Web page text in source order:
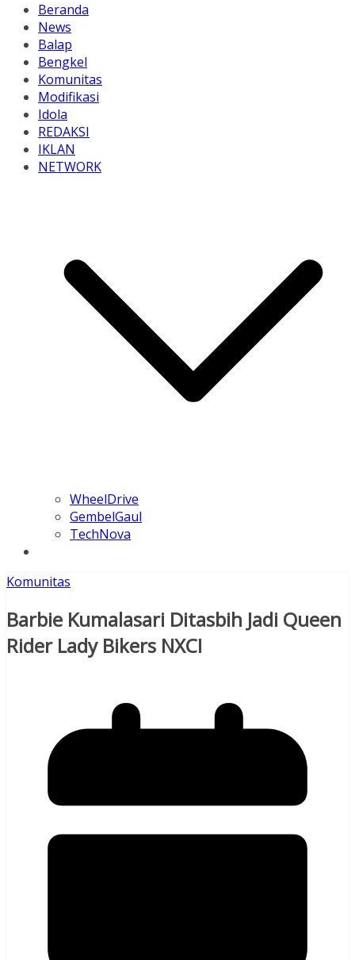
Beranda
News
Balap
Bengkel
Komunitas
Modifikasi
Idola
REDAKSI
IKLAN
NETWORK
WheelDrive
GembelGaul
TechNova
Komunitas
Barbie Kumalasari Ditasbih Jadi Queen
Rider Lady Bikers NXCI